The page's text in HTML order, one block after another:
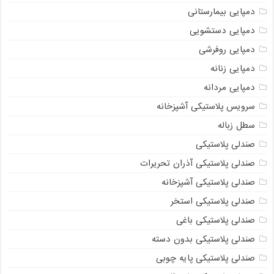
دمپایی بیمارستانی
دمپایی دستشویی
دمپایی روفرشی
دمپایی زنانه
دمپایی مردانه
سرویس پلاستیکی آشپزخانه
سطل زباله
صندلی پلاستیکی
صندلی پلاستیکی آذران تحریرات
صندلی پلاستیکی آشپزخانه
صندلی پلاستیکی استخر
صندلی پلاستیکی باغی
صندلی پلاستیکی بدون دسته
صندلی پلاستیکی پایه چوبی